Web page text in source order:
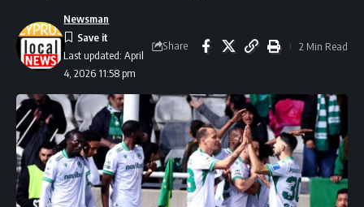
Last updated: April
4, 2026 11:58 pm
Newsman
Share 2 Min Read